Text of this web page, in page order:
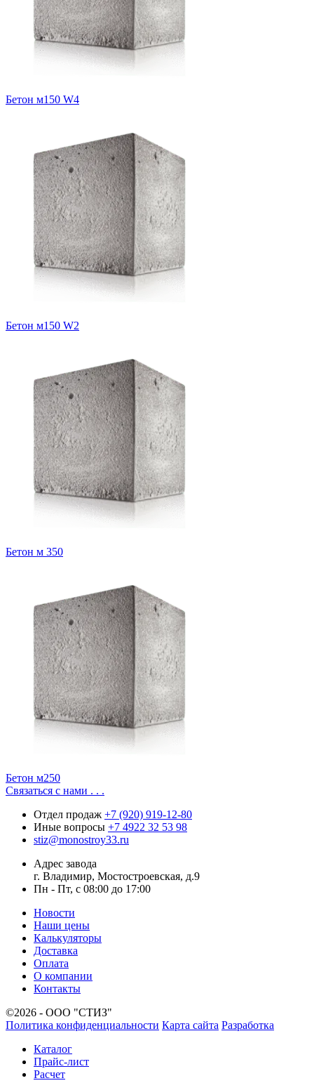
Бетон м150 W4
Бетон м150 W2
Бетон м 350
Бетон м250
Связаться с нами . . .
Отдел продаж +7 (920) 919-12-80
Иные вопросы +7 4922 32 53 98
stiz@monostroy33.ru
Адрес завода
г. Владимир, Мостостроевская, д.9
Пн - Пт, с 08:00 до 17:00
Новости
Наши цены
Калькуляторы
Доставка
Оплата
О компании
Контакты
©2026 - ООО "СТИЗ"
Политика конфиденциальности Карта сайта Разработка
Каталог
Прайс-лист
Расчет